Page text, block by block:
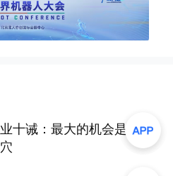
十诫：最大的机会是巨